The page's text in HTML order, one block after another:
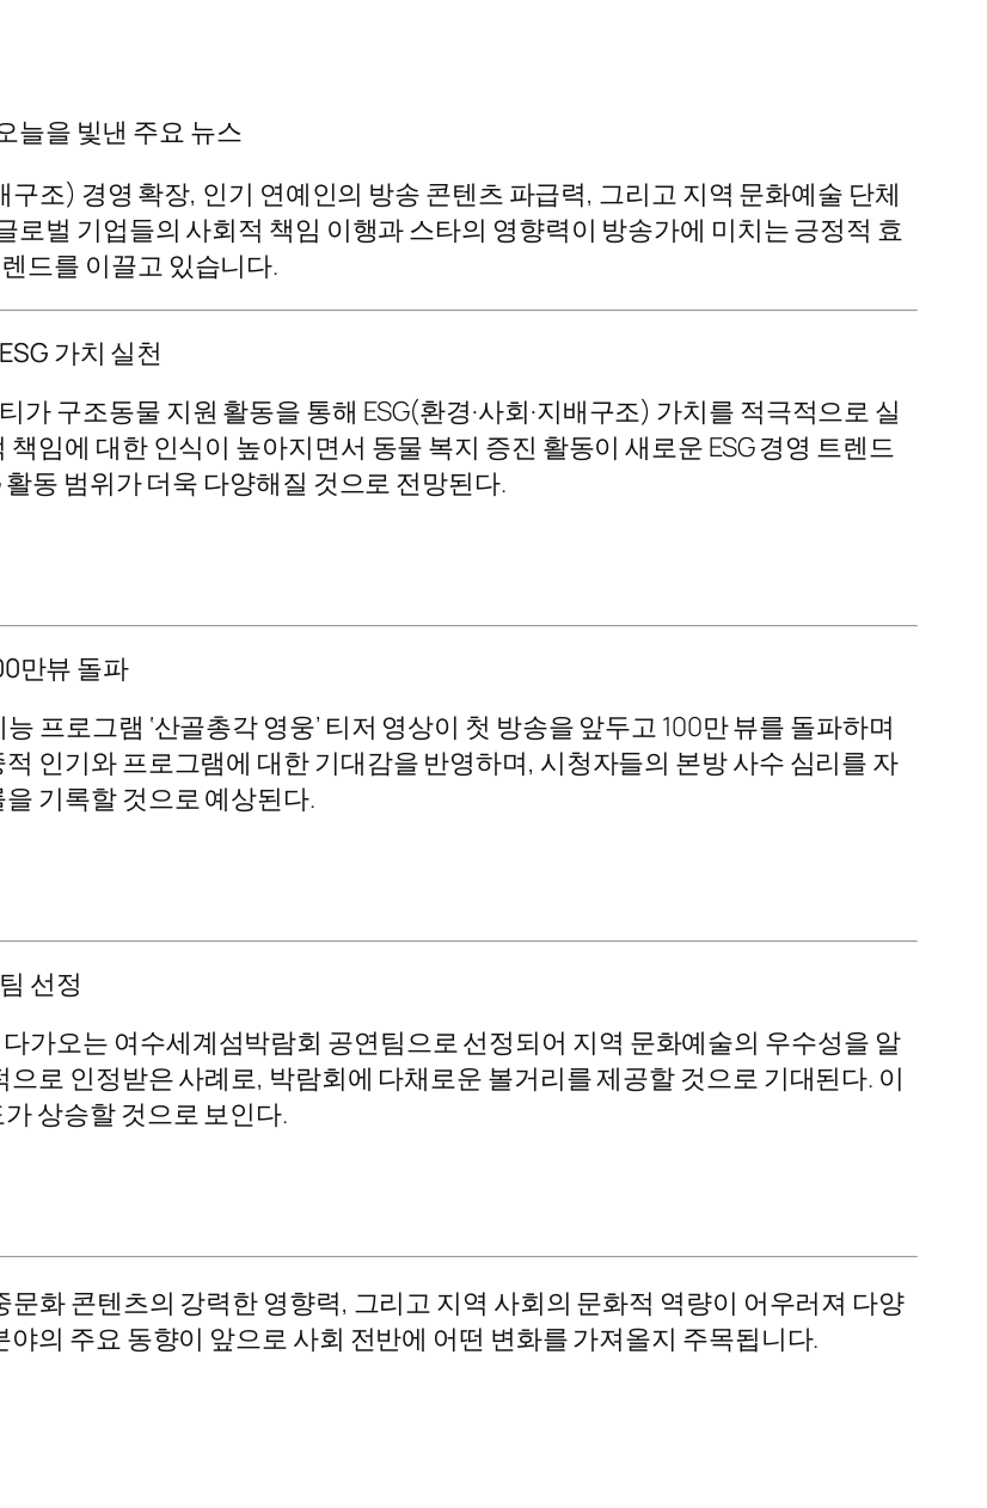
늘을 빛낸 주요 뉴스
구조) 경영 확장, 인기 연예인의 방송 콘텐츠 파급력, 그리고 지역 문화예술 단체
로벌 기업들의 사회적 책임 이행과 스타의 영향력이 방송가에 미치는 긍정적 효
드를 이끌고 있습니다.
가치 실천
구조동물 지원 활동을 통해 ESG(환경·사회·지배구조) 가치를 적극적으로 실
임에 대한 인식이 높아지면서 동물 복지 증진 활동이 새로운 ESG 경영 트렌드
동 범위가 더욱 다양해질 것으로 전망된다.
만뷰 돌파
프로그램 ‘산골총각 영웅’ 티저 영상이 첫 방송을 앞두고 100만 뷰를 돌파하며
인기와 프로그램에 대한 기대감을 반영하며, 시청자들의 본방 사수 심리를 자
기록할 것으로 예상된다.
선정
가오는 여수세계섬박람회 공연팀으로 선정되어 지역 문화예술의 우수성을 알
로 인정받은 사례로, 박람회에 다채로운 볼거리를 제공할 것으로 기대된다. 이
상승할 것으로 보인다.
화 콘텐츠의 강력한 영향력, 그리고 지역 사회의 문화적 역량이 어우러져 다양
의 주요 동향이 앞으로 사회 전반에 어떤 변화를 가져올지 주목됩니다.